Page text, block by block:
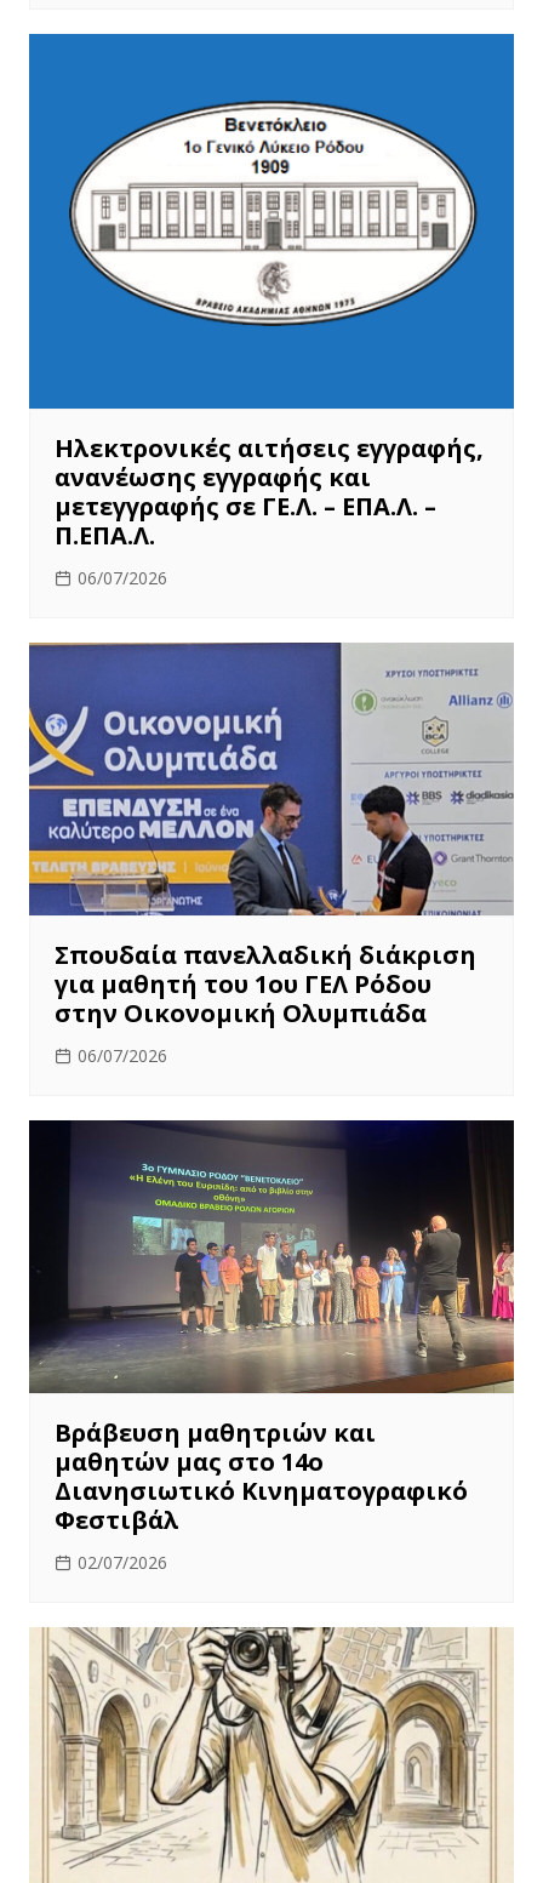
Ηλεκτρονικές αιτήσεις εγγραφής,
ανανέωσης εγγραφής και
μετεγγραφής σε ΓΕ.Λ. – ΕΠΑ.Λ. –
Π.ΕΠΑ.Λ.
06/07/2026
Σπουδαία πανελλαδική διάκριση
για μαθητή του 1ου ΓΕΛ Ρόδου
στην Οικονομική Ολυμπιάδα
06/07/2026
Βράβευση μαθητριών και
μαθητών μας στο 14ο
Διανησιωτικό Κινηματογραφικό
Φεστιβάλ
02/07/2026